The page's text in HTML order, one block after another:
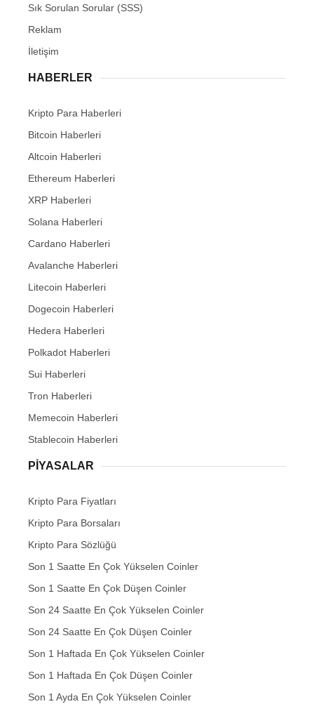
Sık Sorulan Sorular (SSS)
Reklam
İletişim
HABERLER
Kripto Para Haberleri
Bitcoin Haberleri
Altcoin Haberleri
Ethereum Haberleri
XRP Haberleri
Solana Haberleri
Cardano Haberleri
Avalanche Haberleri
Litecoin Haberleri
Dogecoin Haberleri
Hedera Haberleri
Polkadot Haberleri
Sui Haberleri
Tron Haberleri
Memecoin Haberleri
Stablecoin Haberleri
PIYASALAR
Kripto Para Fiyatları
Kripto Para Borsaları
Kripto Para Sözlüğü
Son 1 Saatte En Çok Yükselen Coinler
Son 1 Saatte En Çok Düşen Coinler
Son 24 Saatte En Çok Yükselen Coinler
Son 24 Saatte En Çok Düşen Coinler
Son 1 Haftada En Çok Yükselen Coinler
Son 1 Haftada En Çok Düşen Coinler
Son 1 Ayda En Çok Yükselen Coinler